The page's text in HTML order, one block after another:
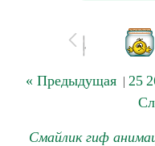
« Предыдущая| 25
Смайлик гиф